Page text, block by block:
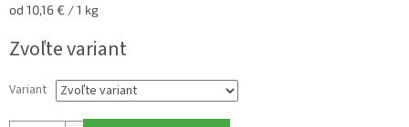
Jednotková
od 10,16 € / 1 kg
Zvoľte variant
Variant